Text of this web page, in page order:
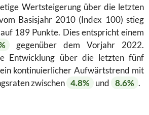
Wertsteigerung über die letzten
Basisjahr 2010 (Index 100) stieg
189 Punkte. Dies entspricht einem
gegenüber dem Vorjahr 2022.
Entwicklung über die letzten fünf
kontinuierlicher Aufwärtstrend mit
zwischen 4.8% und 8.6% .